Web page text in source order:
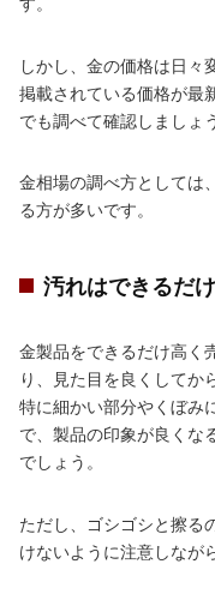
しかし、金の価格は日々
掲載されている価格が最
でも調べて確認しましょう
金相場の調べ方としては
る方が多いです。
汚れはできるだ
金製品をできるだけ高く
り、見た目を良くしてか
特に細かい部分やくぼみ
で、製品の印象が良くな
でしょう。
ただし、ゴシゴシと擦る
けないように注意しなが